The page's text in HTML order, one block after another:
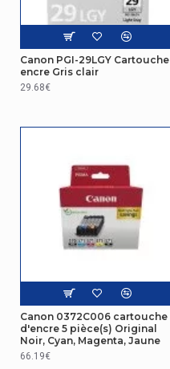
Canon PGI-29LGY Cartouche
encre Gris clair
29.68€
Canon 0372C006 cartouche
d'encre 5 pièce(s) Original
Noir, Cyan, Magenta, Jaune
66.19€